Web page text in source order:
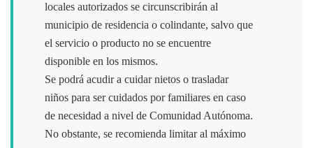
locales autorizados se circunscribirán al
municipio de residencia o colindante, salvo que
el servicio o producto no se encuentre
disponible en los mismos.
Se podrá acudir a cuidar nietos o trasladar
niños para ser cuidados por familiares en caso
de necesidad a nivel de Comunidad Autónoma.
No obstante, se recomienda limitar al máximo